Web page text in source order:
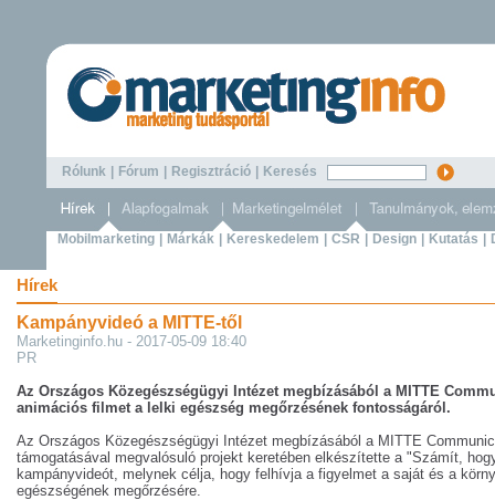
Rólunk Fórum Regisztráció Keresés
Mobilmarketing Márkák Kereskedelem CSR Design Kutatás
Hírek
Kampányvideó a MITTE-től
Marketinginfo.hu - 2017-05-09 18:40
PR
Az Országos Közegészségügyi Intézet megbízásából a MITTE
animációs filmet a lelki egészség megőrzésének fontosságáról.
Az Országos Közegészségügyi Intézet megbízásából a MITTE
támogatásával megvalósuló projekt keretében elkészítette a "Számít,
kampányvideót, melynek célja, hogy felhívja a figyelmet a saját és a
egészségének megőrzésére.